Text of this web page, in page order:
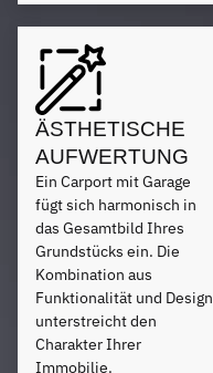
ÄSTHETISCHE
AUFWERTUNG
Ein Carport mit Garage
fügt sich harmonisch in
das Gesamtbild Ihres
Grundstücks ein. Die
Kombination aus
Funktionalität und Design
unterstreicht den
Charakter Ihrer
Immobilie.